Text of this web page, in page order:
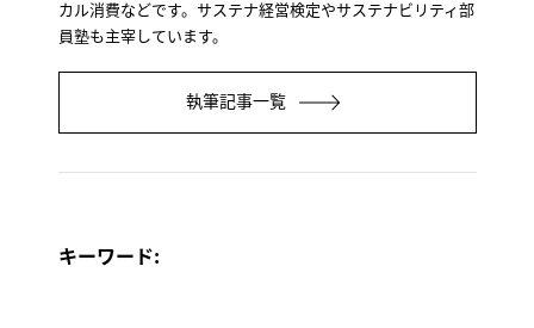
カル消費などです。サステナ経営検定やサステナビリティ部
員塾も主宰しています。
執筆記事一覧
キーワード: